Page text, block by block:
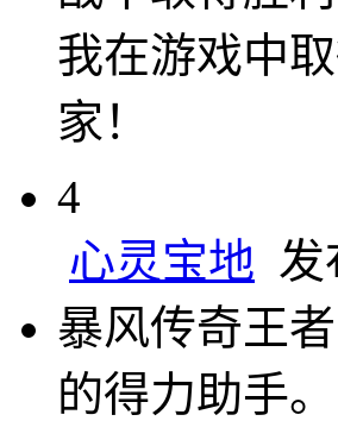
我在游戏中
家！
4
心灵宝地 发
暴风传奇王
的得力助手